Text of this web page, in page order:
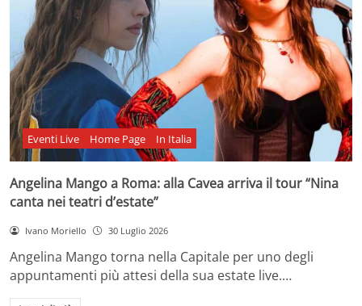
Eventi Live Home Page In Italia
Angelina Mango a Roma: alla Cavea arriva il tour “Nina
canta nei teatri d’estate”
Ivano Moriello 30 Luglio 2026
Angelina Mango torna nella Capitale per uno degli
appuntamenti più attesi della sua estate live.…